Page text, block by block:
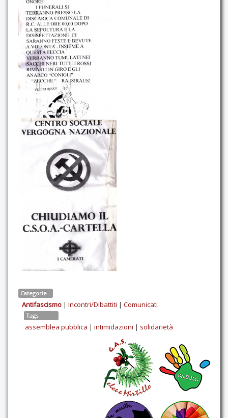
Categorie
Antifascismo | Incontri/Dibattiti | Comunicati
Tags
assemblea pubblica | intimidazioni | solidarietà